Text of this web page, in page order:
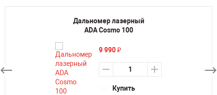
Дальномер лазерный
ADA Cosmo 100
9 990₽
Купить